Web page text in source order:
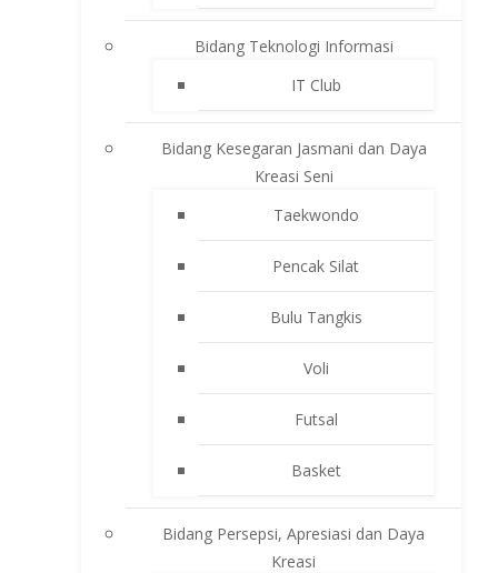
Bidang Teknologi Informasi
IT Club
Bidang Kesegaran Jasmani dan Daya
Kreasi Seni
Taekwondo
Pencak Silat
Bulu Tangkis
Voli
Futsal
Basket
Bidang Persepsi, Apresiasi dan Daya
Kreasi